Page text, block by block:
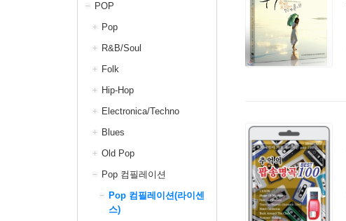
POP
Pop
R&B/Soul
Folk
Hip-Hop
Electronica/Techno
Blues
Old Pop
Pop 컴필레이션
Pop 컴필레이션(라이센
스)